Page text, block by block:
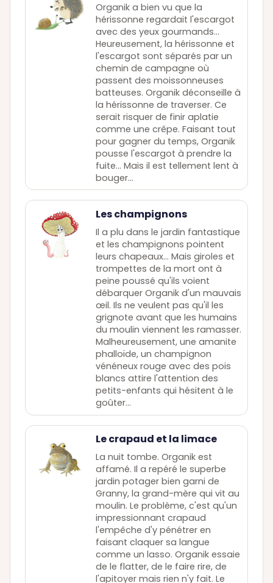
Organik a bien vu que la
hérissonne regardait l'escargot
avec des yeux gourmands...
Heureusement, la hérissonne et
l'escargot sont séparés par un
chemin de campagne où
passent des moissonneuses
batteuses. Organik déconseille à
la hérissonne de traverser. Ce
serait risquer de finir aplatie
comme une crêpe. Faisant tout
pour gagner du temps, Organik
pousse l'escargot à prendre la
fuite... Mais il est tellement lent à
bouger...
Les champignons
Il a plu dans le jardin fantastique
et les champignons pointent
leurs chapeaux... Mais giroles et
trompettes de la mort ont à
peine poussé qu'ils voient
débarquer Organik d'un mauvais
œil. Ils ne veulent pas qu'il les
grignote avant que les humains
du moulin viennent les ramasser.
Malheureusement, une amanite
phalloïde, un champignon
vénéneux rouge avec des pois
blancs attire l'attention des
petits-enfants qui hésitent à le
goûter...
Le crapaud et la limace
La nuit tombe. Organik est
affamé. Il a repéré le superbe
jardin potager bien garni de
Granny, la grand-mère qui vit au
moulin. Le problème, c'est qu'un
impressionnant crapaud
l'empêche d'y pénétrer en
faisant claquer sa langue
comme un lasso. Organik essaie
de le flatter, de le faire rire, de
l'apitoyer mais rien n'y fait. Le